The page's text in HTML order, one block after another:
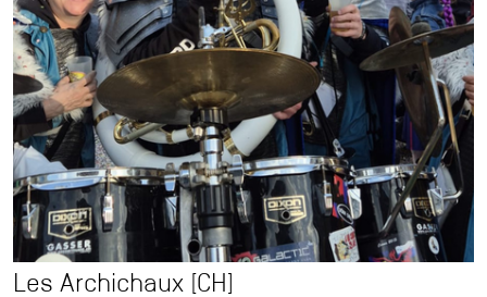
Partenaires
Contact
Accessibilité
Accueil pro
Accueil presse
Durabilité et éthique à La Plage
Association Agora
Les Archichaux [CH]